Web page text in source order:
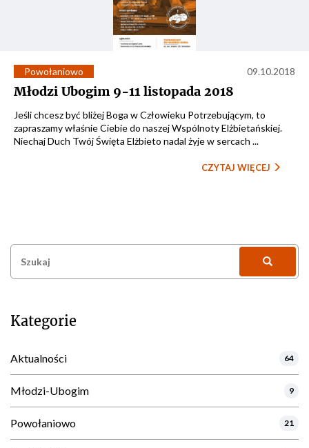
Powołaniowo 09.10.2018
Młodzi Ubogim 9-11 listopada 2018
Jeśli chcesz być bliżej Boga w Człowieku Potrzebującym, to
zapraszamy właśnie Ciebie do naszej Wspólnoty Elżbietańskiej.
Niechaj Duch Twój Święta Elżbieto nadal żyje w sercach ...
CZYTAJ WIĘCEJ
Kategorie
Aktualności 64
Młodzi-Ubogim 9
Powołaniowo 21